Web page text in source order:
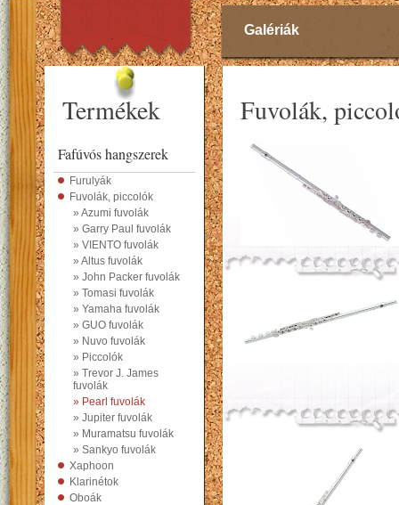
Galériák
Termékek
Fafúvós hangszerek
Furulyák
Fuvolák, piccolók
» Azumi fuvolák
» Garry Paul fuvolák
» VIENTO fuvolák
» Altus fuvolák
» John Packer fuvolák
» Tomasi fuvolák
» Yamaha fuvolák
» GUO fuvolák
» Nuvo fuvolák
» Piccolók
» Trevor J. James
fuvolák
» Pearl fuvolák
» Jupiter fuvolák
» Muramatsu fuvolák
» Sankyo fuvolák
Xaphoon
Klarinétok
Oboák
Fuvolák,